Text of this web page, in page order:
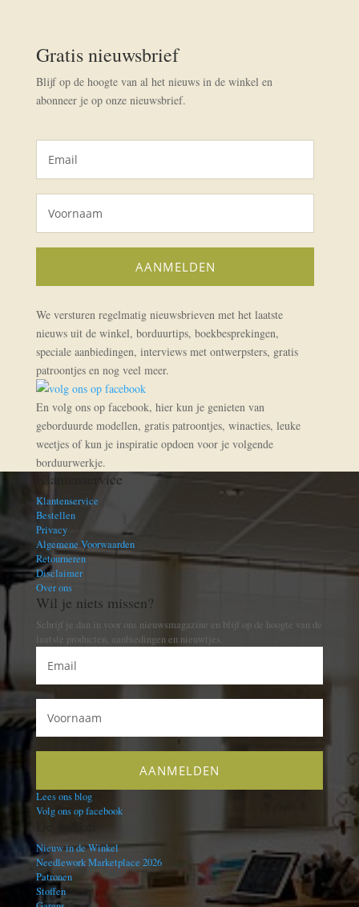
Gratis nieuwsbrief
Blijf op de hoogte van al het nieuws in de winkel en
abonneer je op onze nieuwsbrief.
We versturen regelmatig nieuwsbrieven met het laatste
nieuws uit de winkel, borduurtips, boekbesprekingen,
speciale aanbiedingen, interviews met ontwerpsters, gratis
patroontjes en nog veel meer.
En volg ons op facebook, hier kun je genieten van
geborduurde modellen, gratis patroontjes, winacties, leuke
weetjes of kun je inspiratie opdoen voor je volgende
borduurwerkje.
Klantenservice
Klantenservice
Bestellen
Privacy
Algemene Voorwaarden
Retourneren
Disclaimer
Over ons
Wil je niets missen?
Schrijf je dan in voor ons nieuwsmagazine en blijf op de hoogte van de
laatste producten, aanbiedingen en nieuwtjes.
Lees ons blog
Volg ons op facebook
Nieuw in de Winkel
Needlework Marketplace 2026
Patronen
Stoffen